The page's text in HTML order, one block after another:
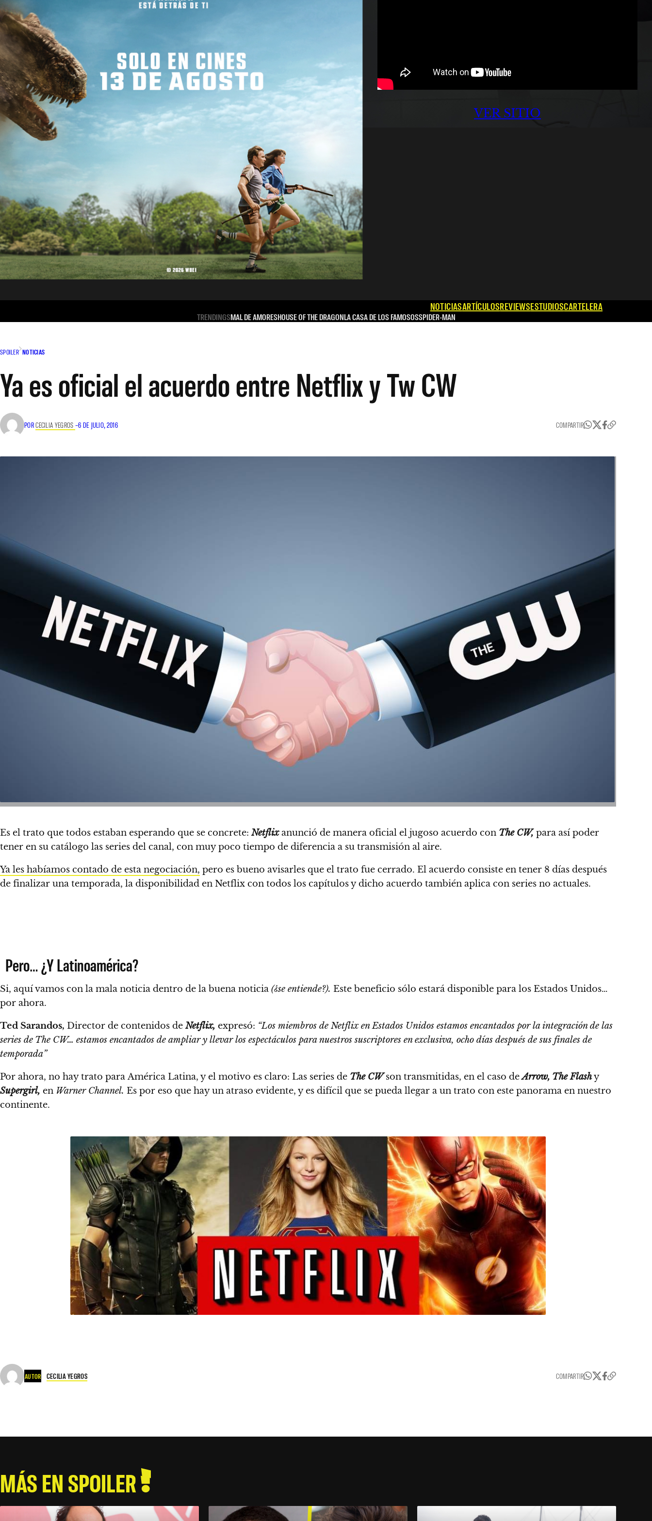
VER SITIO
NOTICIASARTÍCULOSREVIEWSESTUDIOSCARTELERA
TRENDINGSMAL DE AMORESHOUSE OF THE DRAGONLA CASA DE LOS FAMOSOSSPIDER-MAN
SPOILER NOTICIAS
Ya es oficial el acuerdo entre Netflix y Tw CW
PORCECILIA YEGROS –6 DE JULIO, 2016 COMPARTIR
Es el trato que todos estaban esperando que se concrete:Netflix anunció de manera oficial el jugoso acuerdo con The CW,para así poder
tener en su catálogo las series del canal, con muy poco tiempo de diferencia a su transmisión al aire.
Ya les habíamos contado de esta negociación, pero es bueno avisarles que el trato fue cerrado. El acuerdo consiste en tener 8 días después
de finalizar una temporada, la disponibilidad en Netflix con todos los capítulosy dicho acuerdo también aplica con series no actuales.
Pero… ¿Y Latinoamérica?
Si, aquí vamos con la mala noticia dentro de la buena noticia (¿se entiende?). Este beneficio sólo estará disponible para los Estados Unidos…
por ahora.
Ted Sarandos, Director de contenidos deNetflix, expresó: “Los miembros de Netflix en Estados Unidos estamos encantados por la integración de las
series de The CW… estamos encantados de ampliar y llevar los espectáculos para nuestros suscriptores en exclusiva, ocho días después de sus finales de
temporada”
Por ahora, no hay trato para América Latina, y el motivo es claro: Las series de The CWson transmitidas, en el caso deArrow, The Flashy
Supergirl, en Warner Channel. Es por eso que hay un atraso evidente, y es difícil que se pueda llegar a un trato con este panorama en nuestro
continente.
AUTOR CECILIA YEGROS COMPARTIR
MÁS EN SPOILER